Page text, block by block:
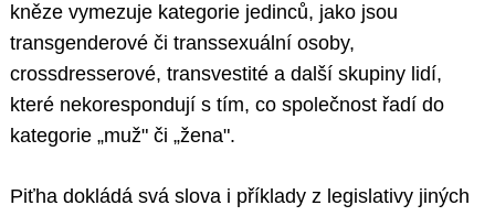
kněze vymezuje kategorie jedinců, jako jsou
transgenderové či transsexuální osoby,
crossdresserové, transvestité a další skupiny lidí,
které nekorespondují s tím, co společnost řadí do
kategorie „muž" či „žena".
Piťha dokládá svá slova i příklady z legislativy jiných